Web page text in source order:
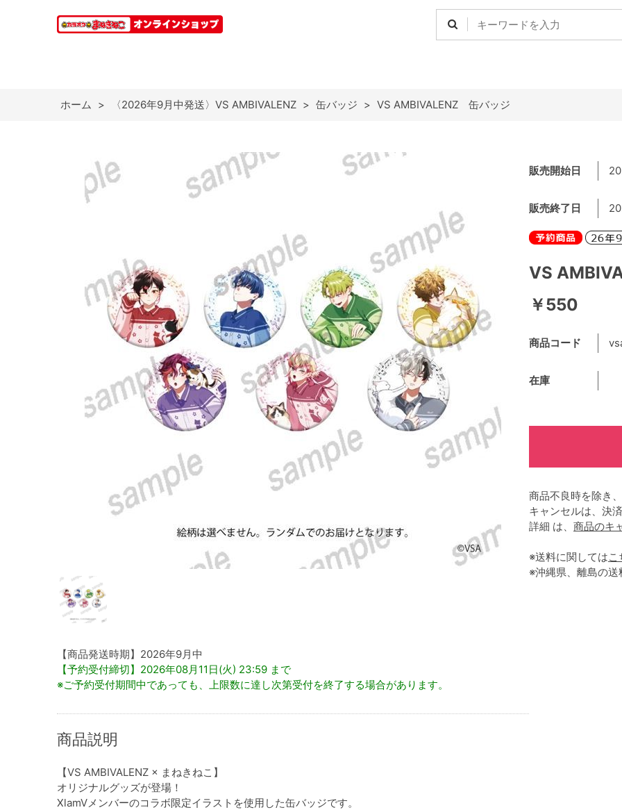
ホーム > 〈2026年9月中発送〉VS AMBIVALENZ > 缶バッジ > VS AMBIVALENZ 缶バッジ
【商品発送時期】2026年9月中
【予約受付締切】2026年08月11日(火) 23:59 まで
※ご予約受付期間中であっても、上限数に達し次第受付を終了する場合があります。
商品説明
【VS AMBIVALENZ × まねきねこ】
オリジナルグッズが登場！
XlamVメンバーのコラボ限定イラストを使用した缶バッジです。
VS
￥550
商品コード
販売開始日
販売終了日
在庫
商品不良時を除き
キャンセルは、決
詳細 は、 商品のキ
※送料に関してはこ
※沖縄県、離島の送